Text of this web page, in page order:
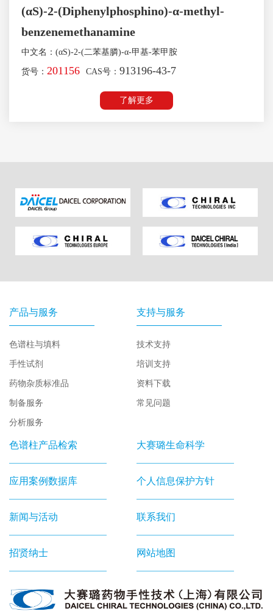
(αS)-2-(Diphenylphosphino)-α-methyl-
benzenemethanamine
中文名：(αS)-2-(二苯基膦)-α-甲基-苯甲胺
货号： 201156 CAS号： 913196-43-7
了解更多
产品与服务
色谱柱与填料
手性试剂
药物杂质标准品
制备服务
分析服务
支持与服务
技术支持
培训支持
资料下载
常见问题
色谱柱产品检索
应用案例数据库
新闻与活动
招贤纳士
大赛璐生命科学
个人信息保护方针
联系我们
网站地图